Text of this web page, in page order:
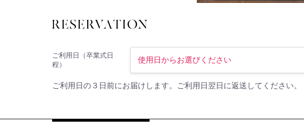
ご利用日（卒業式日
程）
ご利用日の３日前にお届けします。ご利用日翌日に返送してください。